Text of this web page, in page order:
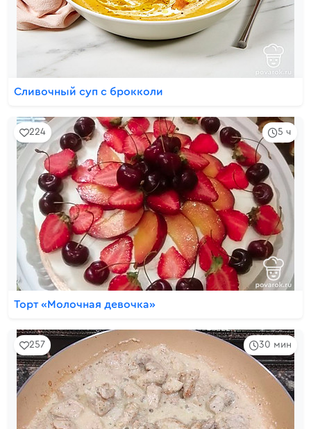
Сливочный суп с брокколи
5 ч
224
Торт «Молочная девочка»
30 мин
257